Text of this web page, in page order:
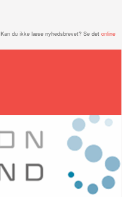
Kan du ikke læse nyhedsbrevet? Se det online